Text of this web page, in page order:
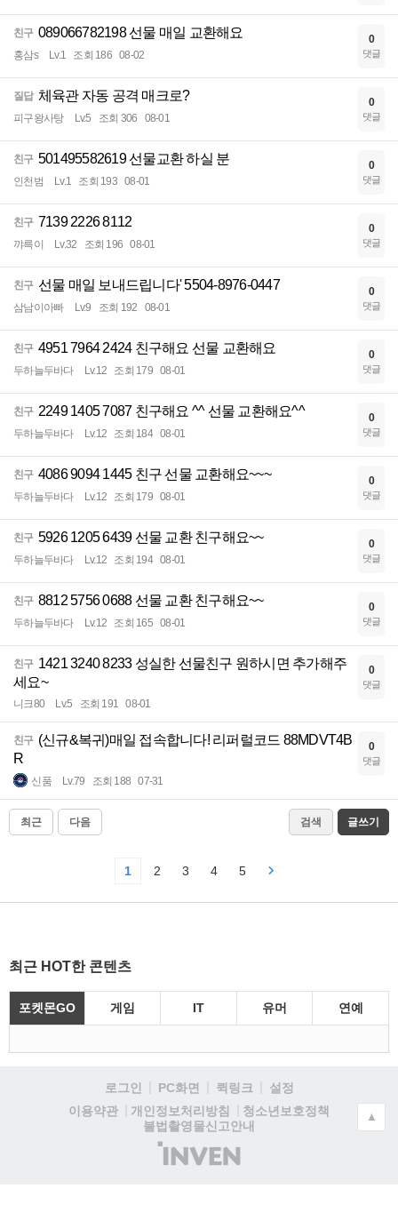
친구 089066782198 선물 매일 교환해요
홍삼s Lv.1 조회 186 08-02
0
댓글
질답 체육관 자동 공격 매크로?
피구왕사탕 Lv.5 조회 306 08-01
0
댓글
친구 501495582619 선물교환 하실 분
인천범 Lv.1 조회 193 08-01
0
댓글
친구 7139 2226 8112
꺄륵이 Lv.32 조회 196 08-01
0
댓글
친구 선물 매일 보내드립니다' 5504-8976-0447
삼남이아빠 Lv.9 조회 192 08-01
0
댓글
친구 4951 7964 2424 친구해요 선물 교환해요
두하늘두바다 Lv.12 조회 179 08-01
0
댓글
친구 2249 1405 7087 친구해요 ^^ 선물 교환해요^^
두하늘두바다 Lv.12 조회 184 08-01
0
댓글
친구 4086 9094 1445 친구 선물 교환해요~~~
두하늘두바다 Lv.12 조회 179 08-01
0
댓글
친구 5926 1205 6439 선물 교환 친구해요~~
두하늘두바다 Lv.12 조회 194 08-01
0
댓글
친구 8812 5756 0688 선물 교환 친구해요~~
두하늘두바다 Lv.12 조회 165 08-01
0
댓글
친구 1421 3240 8233 성실한 선물친구 원하시면 추가해주
세요~
니크80 Lv.5 조회 191 08-01
0
댓글
친구 (신규&복귀)매일 접속합니다! 리퍼럴코드 88MDVT4B
R
신품 Lv.79 조회 188 07-31
0
댓글
최근 다음 검색 글쓰기
1 2 3 4 5
최근 HOT한 콘텐츠
포켓몬GO 게임 IT 유머 연예
로그인 PC화면 퀵링크
설정
이용약관
개인정보처리방침
청소년보호정책
불법촬영물신고안내
(주)
인
▲